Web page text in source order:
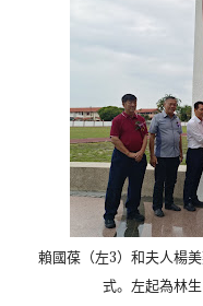
賴國葆（左3）和夫人楊美
式。左起為林生